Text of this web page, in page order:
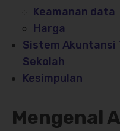
Keamanan data
Harga
Sistem Akuntansi
Sekolah
Kesimpulan
Mengenal